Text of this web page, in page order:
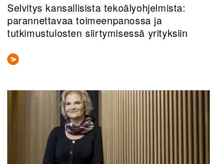
Selvitys kansallisista tekoälyohjelmista:
parannettavaa toimeenpanossa ja
tutkimustulosten siirtymisessä yrityksiin